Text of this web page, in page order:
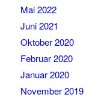
Mai 2022
Juni 2021
Oktober 2020
Februar 2020
Januar 2020
November 2019